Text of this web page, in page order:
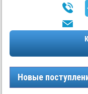
Новые